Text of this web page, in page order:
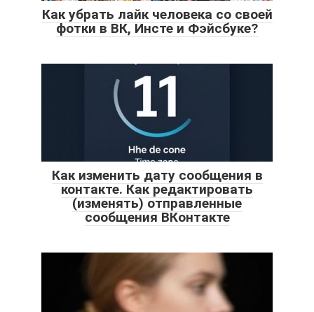
Как убрать лайк человека со своей
фотки в ВК, Инсте и Фэйсбуке?
Как изменить дату сообщения в
контакте. Как редактировать
(изменять) отправленные
сообщения ВКонтакте